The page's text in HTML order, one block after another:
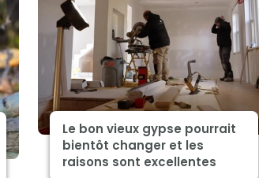
Le bon vieux gypse pourrait
bientôt changer et les
raisons sont excellentes